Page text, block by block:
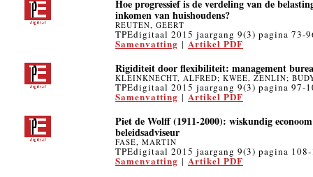
Hoe progressief is de verdeling van de
inkomen van huishoudens?
REUTEN, GEERT
TPEdigitaal 2015 jaargang 9(3) pagina 73-
Samenvatting | Artikel PDF
Rigiditeit door flexibiliteit: management
KLEINKNECHT, ALFRED; KWEE, ZENLIN;
TPEdigitaal 2015 jaargang 9(3) pagina 97-
Samenvatting | Artikel PDF
Piet de Wolff (1911-2000): wiskundig
beleidsadviseur
FASE, MARTIN
TPEdigitaal 2015 jaargang 9(3) pagina
Samenvatting | Artikel PDF